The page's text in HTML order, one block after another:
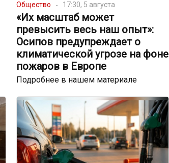
Общество 17:30, 5 августа
«Их масштаб может
превысить весь наш опыт»:
Осипов предупреждает о
климатической угрозе на фоне
пожаров в Европе
Подробнее в нашем материале